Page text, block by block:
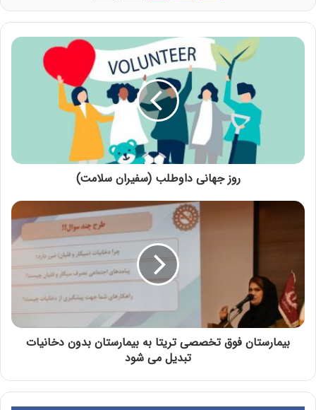
روز جهانی داوطلب (سفیران سلامت)
بیمارستان فوق تخصصی تریتا به بیمارستان بدون دخانیات
تبدیل می شود